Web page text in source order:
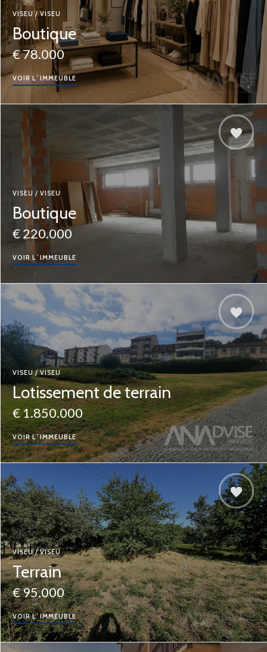
VISEU / VISEU
Boutique
€ 78.000
VOIR L´IMMEUBLE
VISEU / VISEU
Boutique
€ 220.000
VOIR L´IMMEUBLE
VISEU / VISEU
Lotissement de terrain
€ 1.850.000
VOIR L´IMMEUBLE
VISEU / VISEU
Terrain
€ 95.000
VOIR L´IMMEUBLE